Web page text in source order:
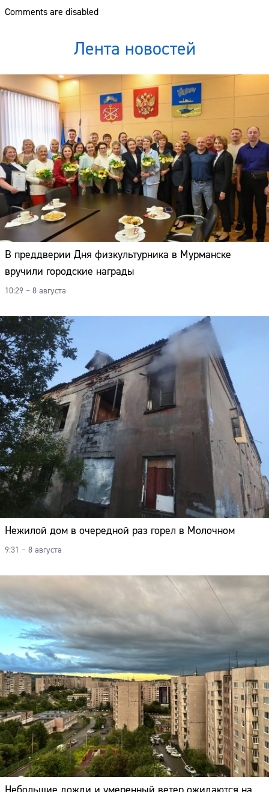
Comments are disabled
Лента новостей
В преддверии Дня физкультурника в Мурманске
вручили городские награды
10:29 – 8 августа
Нежилой дом в очередной раз горел в Молочном
9:31 – 8 августа